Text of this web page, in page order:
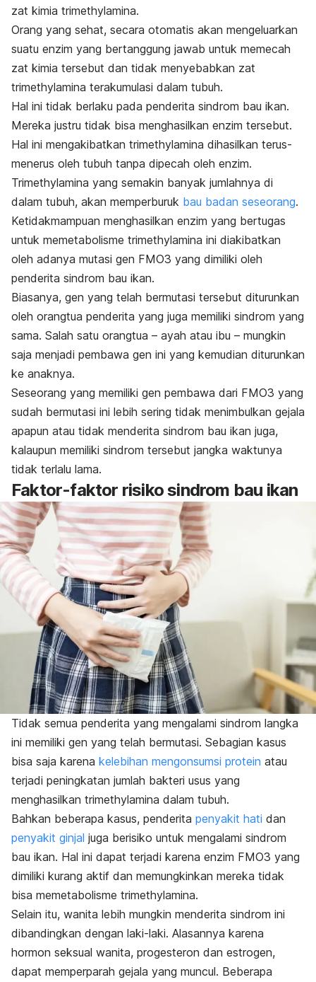
zat kimia trimethylamina.
Orang yang sehat, secara otomatis akan mengeluarkan
suatu enzim yang bertanggung jawab untuk memecah
zat kimia tersebut dan tidak menyebabkan zat
trimethylamina terakumulasi dalam tubuh.
Hal ini tidak berlaku pada penderita sindrom bau ikan.
Mereka justru tidak bisa menghasilkan enzim tersebut.
Hal ini mengakibatkan trimethylamina dihasilkan terus-
menerus oleh tubuh tanpa dipecah oleh enzim.
Trimethylamina yang semakin banyak jumlahnya di
dalam tubuh, akan memperburuk bau badan seseorang.
Ketidakmampuan menghasilkan enzim yang bertugas
untuk memetabolisme trimethylamina ini diakibatkan
oleh adanya mutasi gen FMO3 yang dimiliki oleh
penderita sindrom bau ikan.
Biasanya, gen yang telah bermutasi tersebut diturunkan
oleh orangtua penderita yang juga memiliki sindrom yang
sama. Salah satu orangtua – ayah atau ibu – mungkin
saja menjadi pembawa gen ini yang kemudian diturunkan
ke anaknya.
Seseorang yang memiliki gen pembawa dari FMO3 yang
sudah bermutasi ini lebih sering tidak menimbulkan gejala
apapun atau tidak menderita sindrom bau ikan juga,
kalaupun memiliki sindrom tersebut jangka waktunya
tidak terlalu lama.
Faktor-faktor risiko sindrom bau ikan
Tidak semua penderita yang mengalami sindrom langka
ini memiliki gen yang telah bermutasi. Sebagian kasus
bisa saja karena kelebihan mengonsumsi protein atau
terjadi peningkatan jumlah bakteri usus yang
menghasilkan trimethylamina dalam tubuh.
Bahkan beberapa kasus, penderita penyakit hati dan
penyakit ginjal juga berisiko untuk mengalami sindrom
bau ikan. Hal ini dapat terjadi karena enzim FMO3 yang
dimiliki kurang aktif dan memungkinkan mereka tidak
bisa memetabolisme trimethylamina.
Selain itu, wanita lebih mungkin menderita sindrom ini
dibandingkan dengan laki-laki. Alasannya karena
hormon seksual wanita, progesteron dan estrogen,
dapat memperparah gejala yang muncul. Beberapa